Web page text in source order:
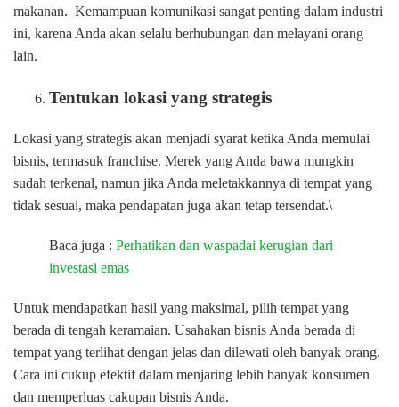
makanan. Kemampuan komunikasi sangat penting dalam industri
ini, karena Anda akan selalu berhubungan dan melayani orang
lain.
Tentukan lokasi yang strategis
Lokasi yang strategis akan menjadi syarat ketika Anda memulai
bisnis, termasuk franchise. Merek yang Anda bawa mungkin
sudah terkenal, namun jika Anda meletakkannya di tempat yang
tidak sesuai, maka pendapatan juga akan tetap tersendat.\
Baca juga : Perhatikan dan waspadai kerugian dari
investasi emas
Untuk mendapatkan hasil yang maksimal, pilih tempat yang
berada di tengah keramaian. Usahakan bisnis Anda berada di
tempat yang terlihat dengan jelas dan dilewati oleh banyak orang.
Cara ini cukup efektif dalam menjaring lebih banyak konsumen
dan memperluas cakupan bisnis Anda.